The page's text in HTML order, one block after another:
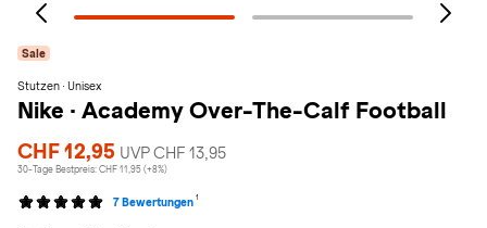
Sale
Stutzen · Unisex
Nike · Academy Over-The-Calf Football
CHF 12,95 UVP CHF 13,95
30-Tage Bestpreis: CHF 11,95 (+8%)
7 Bewertungen 1